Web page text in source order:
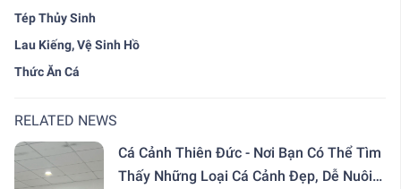
Tép Thủy Sinh
Lau Kiếng, Vệ Sinh Hồ
Thức Ăn Cá
RELATED NEWS
Cá Cảnh Thiên Đức - Nơi Bạn Có Thể Tìm
Thấy Những Loại Cá Cảnh Đẹp, Dễ Nuôi